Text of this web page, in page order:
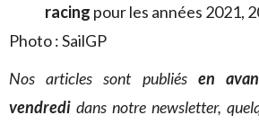
racing pour les années 2021,
Photo : SailGP
Nos articles sont publiés en
vendredi dans notre newsletter,